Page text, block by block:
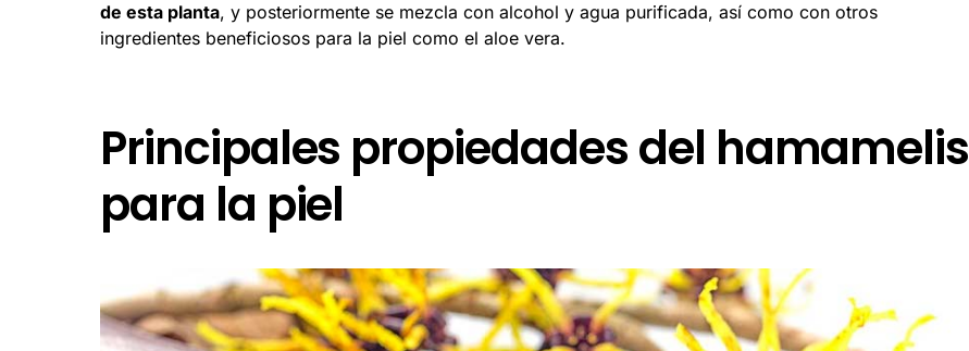
de esta planta, y posteriormente se mezcla con alcohol y agua purificada, así como con otros
ingredientes beneficiosos para la piel como el aloe vera.
Principales propiedades del hamamelis
para la piel